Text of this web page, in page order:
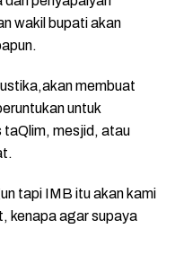
wakil bupati akan
membuat
untuk
taQlim, mesjid, atau
tapi IMB itu akan kami
kenapa agar supaya